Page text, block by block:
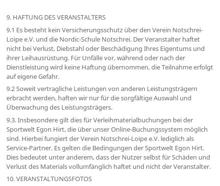
9. HAFTUNG DES VERANSTALTERS
9.1 Es besteht kein Versicherungsschutz über den Verein Notschrei-
Loipe e.V. und die Nordic-Schule Notschrei. Der Veranstalter haftet
nicht bei Verlust, Diebstahl oder Beschädigung Ihres Eigentums und
ihrer Leihausrüstung. Für Unfälle vor, während oder nach der
Dienstleistung wird keine Haftung übernommen, die Teilnahme erfolgt
auf eigene Gefahr.
9.2 Soweit vertragliche Leistungen von anderen Leistungsträgern
erbracht werden, haften wir nur für die sorgfältige Auswahl und
Überwachung des Leistungsträgers.
9.3. Insbesondere gilt dies für Verleihmaterialbuchungen bei der
Sportwelt Egon Hirt, die über unser Online-Buchungssystem möglich
sind. Hierbei fungiert der Verein Notschrei-Loipe e.V. lediglich als
Service-Partner. Es gelten die Bedingungen der Sportwelt Egon Hirt.
Dies bedeutet unter anderem, dass der Nutzer selbst für Schäden und
Verlust des Materials vollumfänglich haftet und nicht der Veranstalter.
10. VERANSTALTUNGSFOTOS